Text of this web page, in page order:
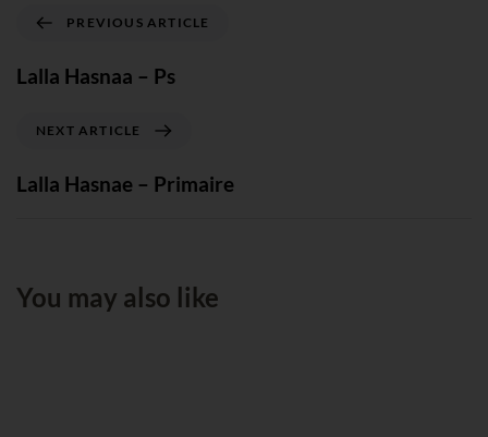
PREVIOUS ARTICLE
Lalla Hasnaa – Ps
NEXT ARTICLE
Lalla Hasnae – Primaire
You may also like